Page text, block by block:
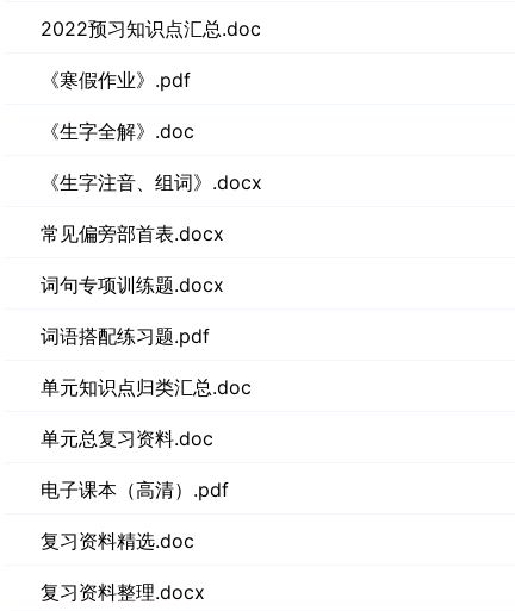
2022预习知识点汇总.doc
《寒假作业》.pdf
《生字全解》.doc
《生字注音、组词》.docx
常见偏旁部首表.docx
词句专项训练题.docx
词语搭配练习题.pdf
单元知识点归类汇总.doc
单元总复习资料.doc
电子课本（高清）.pdf
复习资料精选.doc
复习资料整理.docx